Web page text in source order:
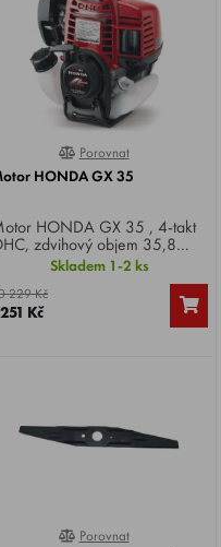
100%
Porovnat
HONDA GX 35
GX 35 , 4-takt
zdvihový objem 35,8
cm3, výkon 1,3 HP.Specifikace
ST4, včetně spojky, vhodné jako
motorů křovinořezů.
Skladem 1-2 ks
229 Kč
Kč
100%
Porovnat